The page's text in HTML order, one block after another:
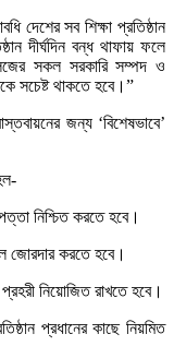
দেশের সব শিক্ষা প্রতিষ্ঠান
দীর্ঘদিন বন্ধ থাফায় ফলে
সকল সরকারি সম্পদ ও
সচেষ্ট থাকতে হবে।”
জন্য ‘বিশেষভাবে’
নিশ্চিত করতে হবে।
জোরদার করতে হবে।
নিয়োজিত রাখতে হবে।
প্রধানের কাছে নিয়মিত